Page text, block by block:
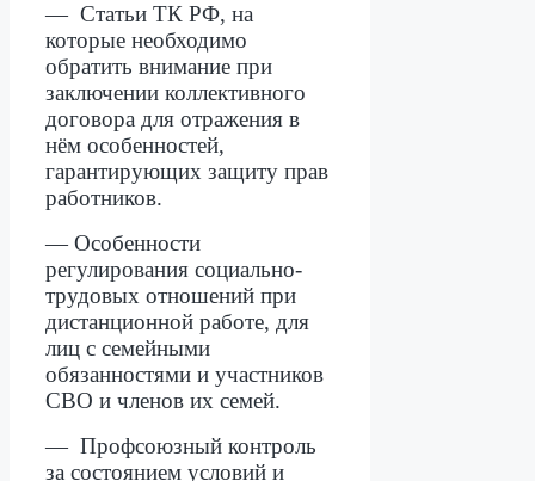
— Статьи ТК РФ, на
которые необходимо
обратить внимание при
заключении коллективного
договора для отражения в
нём особенностей,
гарантирующих защиту прав
работников.
— Особенности
регулирования социально-
трудовых отношений при
дистанционной работе, для
лиц с семейными
обязанностями и участников
СВО и членов их семей.
— Профсоюзный контроль
за состоянием условий и